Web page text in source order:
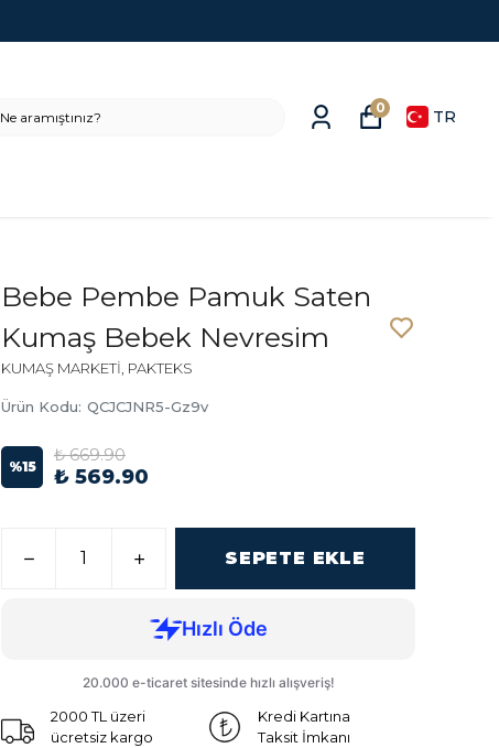
0 TR
Bebe Pembe Pamuk Saten
Kumaş Bebek Nevresim
KUMAŞ MARKETİ, PAKTEKS
Ürün Kodu: QCJCJNR5-Gz9v
%15
₺ 669.90
₺ 569.90
SEPETE EKLE
2000 TL üzeri
ücretsiz kargo
Kredi Kartına
Taksit İmkanı